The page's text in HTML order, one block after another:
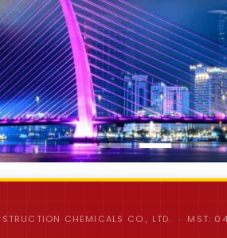
CHEMICALS CO., LTD. · MST: